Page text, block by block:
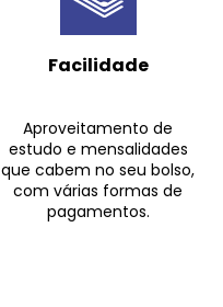
Facilidade
Aproveitamento de
estudo e mensalidades
que cabem no seu bolso,
com várias formas de
pagamentos.